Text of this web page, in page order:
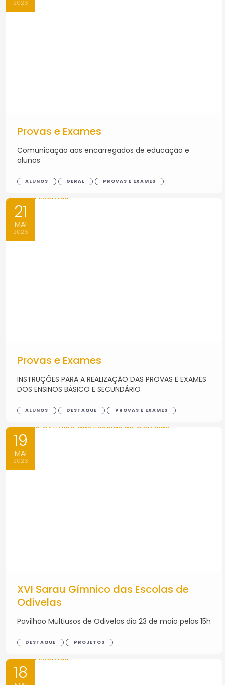
2026
Provas e Exames
Comunicação aos encarregados de educação e
alunos
ALUNOS GERAL PROVAS E EXAMES
21
MAI
2026
Provas e Exames
INSTRUÇÕES PARA A REALIZAÇÃO DAS PROVAS E EXAMES
DOS ENSINOS BÁSICO E SECUNDÁRIO
ALUNOS DESTAQUE PROVAS E EXAMES
19
MAI
2026
XVI Sarau Gímnico das Escolas de
Odivelas
Pavilhão Multiusos de Odivelas dia 23 de maio pelas 15h
DESTAQUE PROJETOS
18